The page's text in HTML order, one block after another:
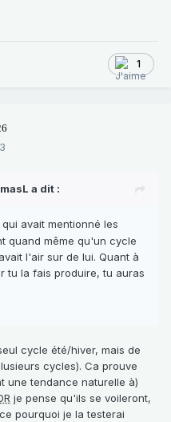
1
a dit :
avait mentionné les
quand même qu'un cycle
l'air sur de lui. Quant à
tu la fais produire, tu auras
cycle été/hiver, mais de
cycles). Ca prouve
une tendance naturelle à)
je pense qu'ils se voileront,
pourquoi je la testerai